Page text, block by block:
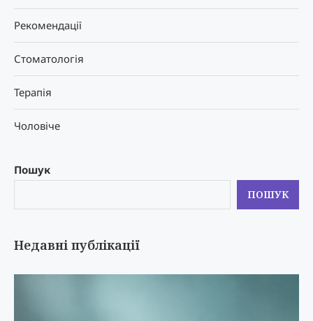
Пошук
ПОШУК
Недавні публікації
Рекомендації
Стоматологія
Терапія
Чоловіче